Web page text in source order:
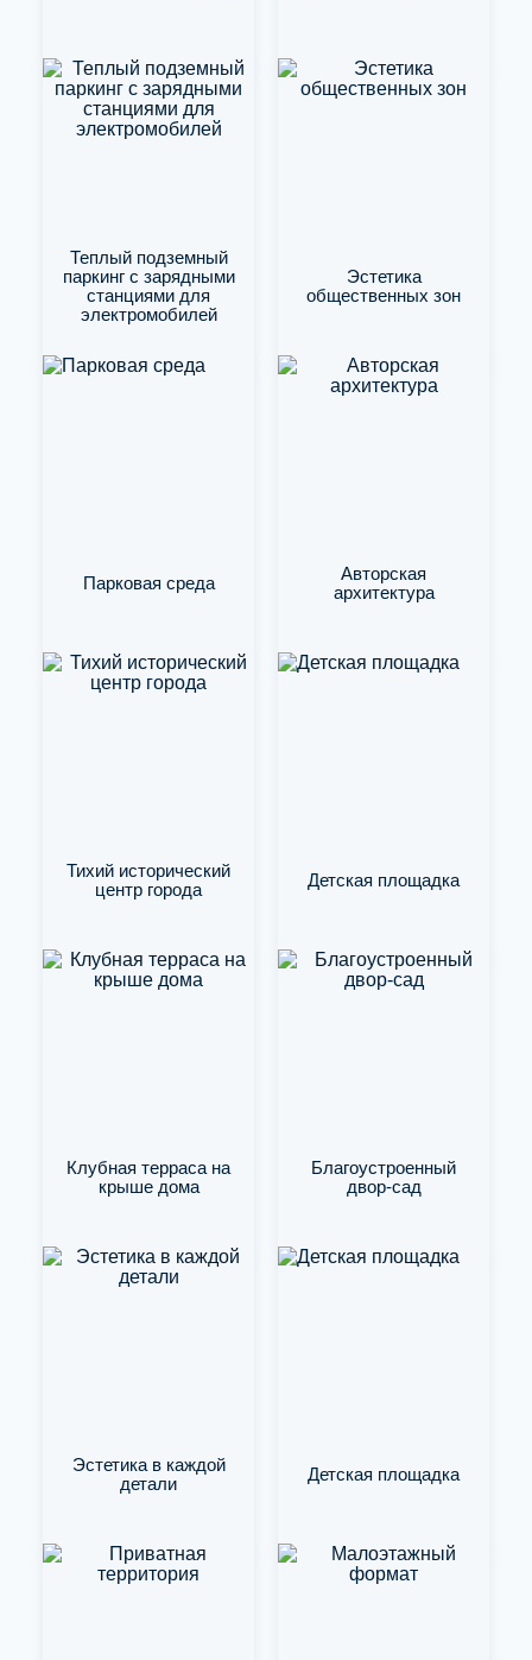
Теплый подземный
паркинг с зарядными
станциями для
электромобилей
Эстетика
общественных зон
Парковая среда
Авторская
архитектура
Тихий исторический
центр города
Детская площадка
Клубная терраса на
крыше дома
Благоустроенный
двор-сад
Эстетика в каждой
детали
Детская площадка